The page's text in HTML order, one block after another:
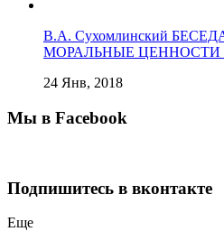
В.А. Сухомлинский
МОРАЛЬНЫЕ ЦЕННОСТИ
24 Янв, 2018
Мы в Facebook
Подпишитесь в вконтакте
Еще